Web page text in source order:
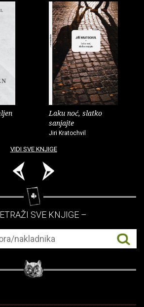
Laku noć, slatko
sanjajte
Jiri Kratochvil
VIDI SVE KNJIGE
SVE KNJIGE –